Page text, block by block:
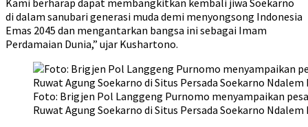
Kami berharap dapat membangkitkan kembali jiwa Soekarno
di dalam sanubari generasi muda demi menyongsong Indonesia
Emas 2045 dan mengantarkan bangsa ini sebagai Imam
Perdamaian Dunia,” ujar Kushartono.
Foto: Brigjen Pol Langgeng Purnomo menyampaikan
Ruwat Agung Soekarno di Situs Persada Soekarno